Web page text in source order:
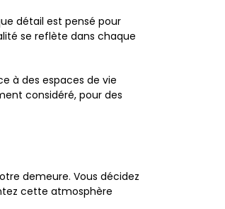
détail est pensé pour
se reflète dans chaque
à des espaces de vie
considéré, pour des
demeure. Vous décidez
cette atmosphère